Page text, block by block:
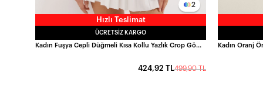
Hızlı Teslimat
2
ÜCRETSIZ KARGO
Kadın Fuşya Cepli Düğmeli Kısa Kollu Yazlık Crop Gömlek Ceket HZL22S-BD106631
499,90 TL
424,92 TL